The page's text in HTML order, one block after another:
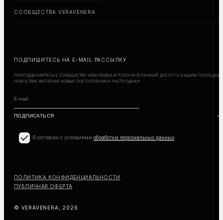
СООБЩЕСТВА VERAVENERA
ПОДПИШИТЕСЬ НА E-MAIL РАССЫЛКУ
ПРИСОЕДИНЯЙТЕСЬ К СООБЩЕСТВУ VERAVENERA И ПОЛУЧИТЕ РАННИЙ ДОСТУП К НАШИМ
НОВОСТЯМ, ВКЛЮЧАЯ НОВЫЕ ПОСТУПЛЕНИЯ И РАСПРОДАЖИ
Я согласен с условиями обработки персональных данных
ПОЛИТИКА КОНФИДЕНЦИАЛЬНОСТИ
ПУБЛИЧНАЯ ОФЕРТА
© VERAVENERA, 2026